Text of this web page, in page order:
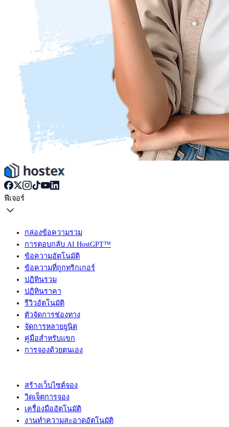
ฟีเจอร์
กล่องข้อความรวม
การตอบกลับ AI HostGPT™
ข้อความอัตโนมัติ
ข้อความที่ถูกทริกเกอร์
ปฏิทินรวม
ปฏิทินราคา
รีวิวอัตโนมัติ
ตัวจัดการช่องทาง
จัดการหลายยูนิต
คู่มือสำหรับแขก
การจองด้วยตนเอง
สร้างเว็บไซต์จอง
วิดเจ็ตการจอง
เครื่องมืออัตโนมัติ
งานทำความสะอาดอัตโนมัติ